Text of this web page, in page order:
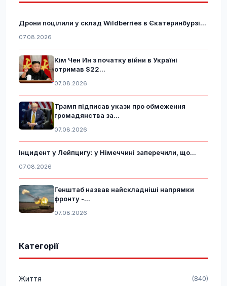
Дрони поцілили у склад Wildberries в Єкатеринбурзі...
07.08.2026
Кім Чен Ин з початку війни в Україні
отримав $22...
07.08.2026
Трамп підписав укази про обмеження
громадянства за...
07.08.2026
Інцидент у Лейпцигу: у Німеччині заперечили, що...
07.08.2026
Генштаб назвав найскладніші напрямки
фронту -...
07.08.2026
Категорії
Життя (840)